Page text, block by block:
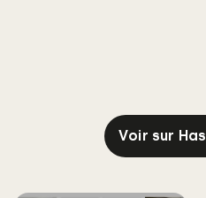
Voir sur